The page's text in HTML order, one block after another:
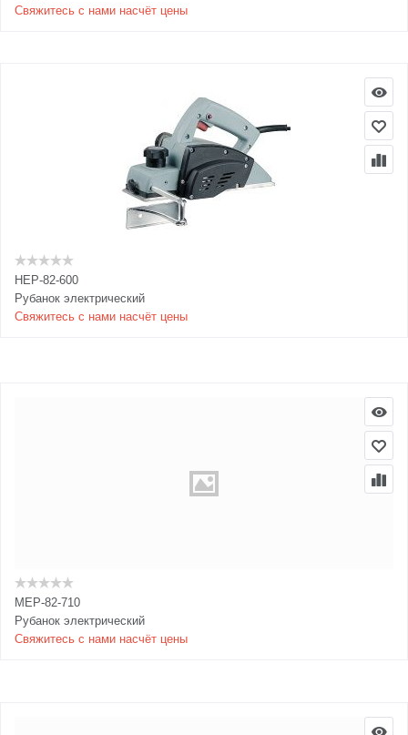
Свяжитесь с нами насчёт цены
HEP-82-600
Рубанок электрический
Свяжитесь с нами насчёт цены
MEP-82-710
Рубанок электрический
Свяжитесь с нами насчёт цены